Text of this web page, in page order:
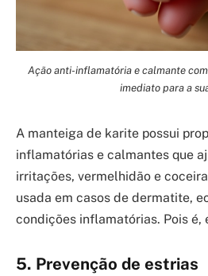
Ação anti-inflamatória e calmante
imediato para a
A manteiga de karite possui
inflamatórias e calmantes que
irritações, vermelhidão e
usada em casos de dermatite,
condições inflamatórias. Pois é,
5. Prevenção de estrias